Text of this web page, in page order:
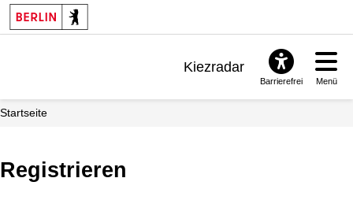
Kiezradar
Barrierefrei Menü
Startseite
Registrieren